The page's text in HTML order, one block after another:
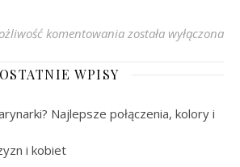
komentowania Ranking różów do
została wyłączona
OSTATNIE WPISY
Najlepsze połączenia, kolory i
i kobiet